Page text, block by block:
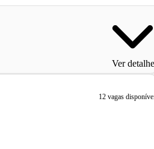
Ver
12 vagas